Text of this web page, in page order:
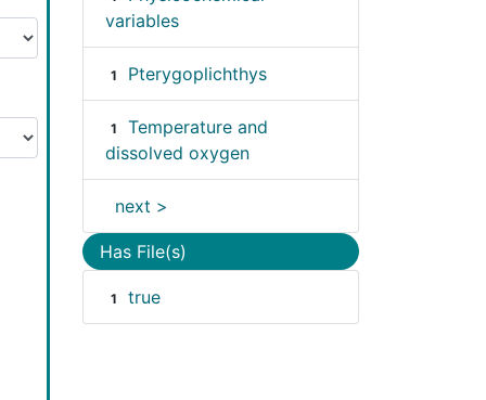
variables
1 Pterygoplichthys
1
Temperature and
dissolved oxygen
next >
Has File(s)
1 true